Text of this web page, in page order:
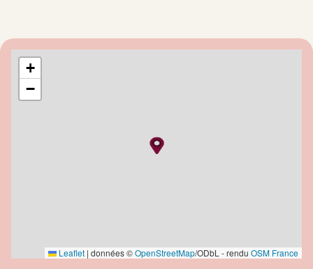
+
−
Leaflet | données ©OpenStreetMap/ODbL - rendu OSM France